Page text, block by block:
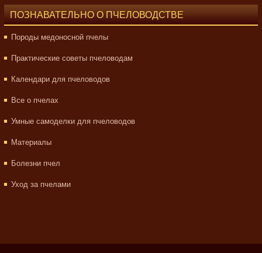
ПОЗНАВАТЕЛЬНО О ПЧЕЛОВОДСТВЕ
Породы медоносной пчелы
Практические советы пчеловодам
Календари для пчеловодов
Все о пчелах
Умные самоделки для пчеловодов
Материалы
Болезни пчел
Уход за пчелами